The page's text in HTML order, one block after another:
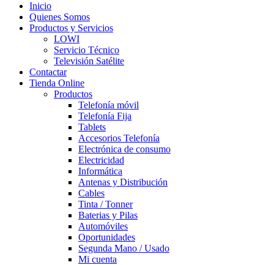
Inicio
Quienes Somos
Productos y Servicios
LOWI
Servicio Técnico
Televisión Satélite
Contactar
Tienda Online
Productos
Telefonía móvil
Telefonía Fija
Tablets
Accesorios Telefonía
Electrónica de consumo
Electricidad
Informática
Antenas y Distribución
Cables
Tinta / Tonner
Baterias y Pilas
Automóviles
Oportunidades
Segunda Mano / Usado
Mi cuenta